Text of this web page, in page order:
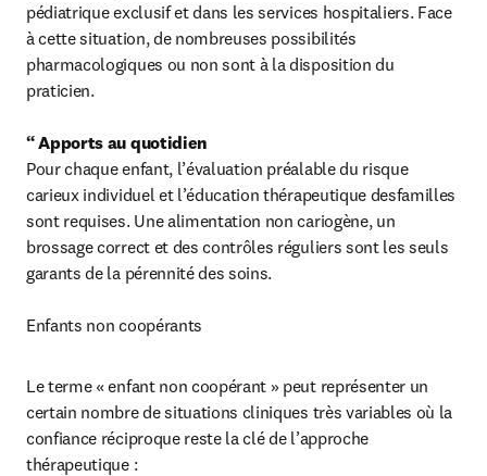
pédiatrique exclusif et dans les services hospitaliers. Face
à cette situation, de nombreuses possibilités
pharmacologiques ou non sont à la disposition du
praticien.
“ Apports au quotidien
Pour chaque enfant, l’évaluation préalable du risque
carieux individuel et l’éducation thérapeutique desfamilles
sont requises. Une alimentation non cariogène, un
brossage correct et des contrôles réguliers sont les seuls
garants de la pérennité des soins.
Enfants non coopérants
Le terme « enfant non coopérant » peut représenter un
certain nombre de situations cliniques très variables où la
confiance réciproque reste la clé de l’approche
thérapeutique :